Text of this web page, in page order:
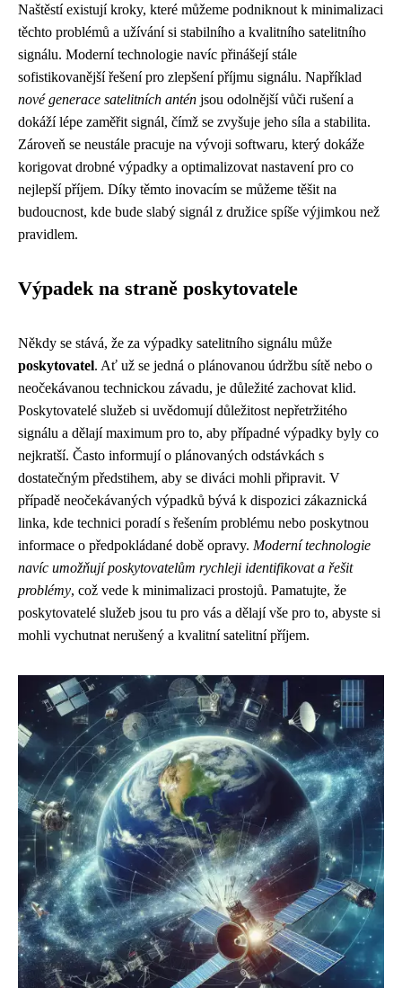
Naštěstí existují kroky, které můžeme podniknout k minimalizaci
těchto problémů a užívání si stabilního a kvalitního satelitního
signálu. Moderní technologie navíc přinášejí stále
sofistikovanější řešení pro zlepšení příjmu signálu. Například
nové generace satelitních antén jsou odolnější vůči rušení a
dokáží lépe zaměřit signál, čímž se zvyšuje jeho síla a stabilita.
Zároveň se neustále pracuje na vývoji softwaru, který dokáže
korigovat drobné výpadky a optimalizovat nastavení pro co
nejlepší příjem. Díky těmto inovacím se můžeme těšit na
budoucnost, kde bude slabý signál z družice spíše výjimkou než
pravidlem.
Výpadek na straně poskytovatele
Někdy se stává, že za výpadky satelitního signálu může
poskytovatel. Ať už se jedná o plánovanou údržbu sítě nebo o
neočekávanou technickou závadu, je důležité zachovat klid.
Poskytovatelé služeb si uvědomují důležitost nepřetržitého
signálu a dělají maximum pro to, aby případné výpadky byly co
nejkratší. Často informují o plánovaných odstávkách s
dostatečným předstihem, aby se diváci mohli připravit. V
případě neočekávaných výpadků bývá k dispozici zákaznická
linka, kde technici poradí s řešením problému nebo poskytnou
informace o předpokládané době opravy. Moderní technologie
navíc umožňují poskytovatelům rychleji identifikovat a řešit
problémy, což vede k minimalizaci prostojů. Pamatujte, že
poskytovatelé služeb jsou tu pro vás a dělají vše pro to, abyste si
mohli vychutnat nerušený a kvalitní satelitní příjem.